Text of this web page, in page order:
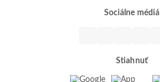
Sociálne médiá
Stiahnuť